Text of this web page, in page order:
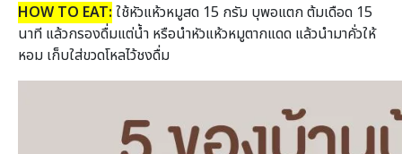
HOW TO EAT: ใช้หัวแห้วหมูสด 15 กรัม บุพอแตก ต้มเดือด 15
นาที แล้วกรองดื่มแต่น้ำ หรือนำหัวแห้วหมูตากแดด แล้วนำมาคั่วให้
หอม เก็บใส่ขวดโหลไว้ชงดื่ม